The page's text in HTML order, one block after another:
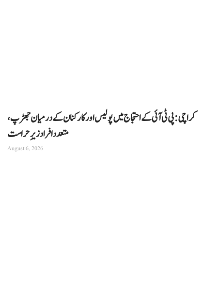
کراچی: پی ٹی آئی کے احتجاج میں پولیس اور کارکنان کے درمیان جھڑپ،
متعدد افراد زیرِ حراست
August 6, 2026